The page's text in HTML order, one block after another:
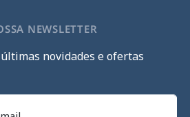
NEWSLETTER
novidades e ofertas